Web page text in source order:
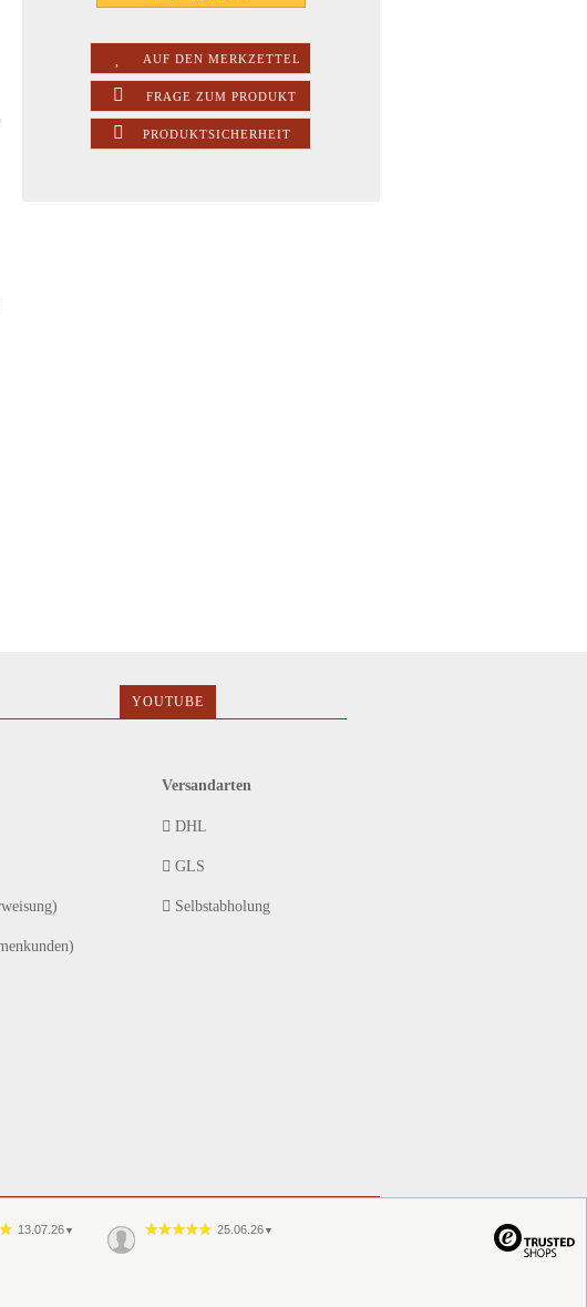
AUF DEN MERKZETTEL
FRAGE ZUM PRODUKT
PRODUKTSICHERHEIT
YOUTUBE
Versandarten
DHL
GLS
Selbstabholung
13.07.26 ▼ 25.06.26 ▼